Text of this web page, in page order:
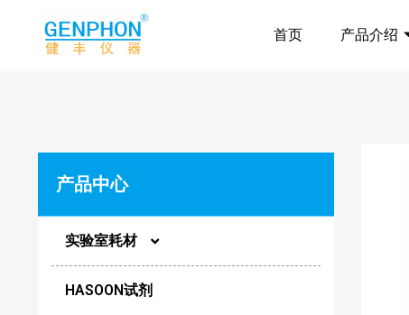
首页 产品介绍
产品中心
实验室耗材
圆片膜
HASOON试剂